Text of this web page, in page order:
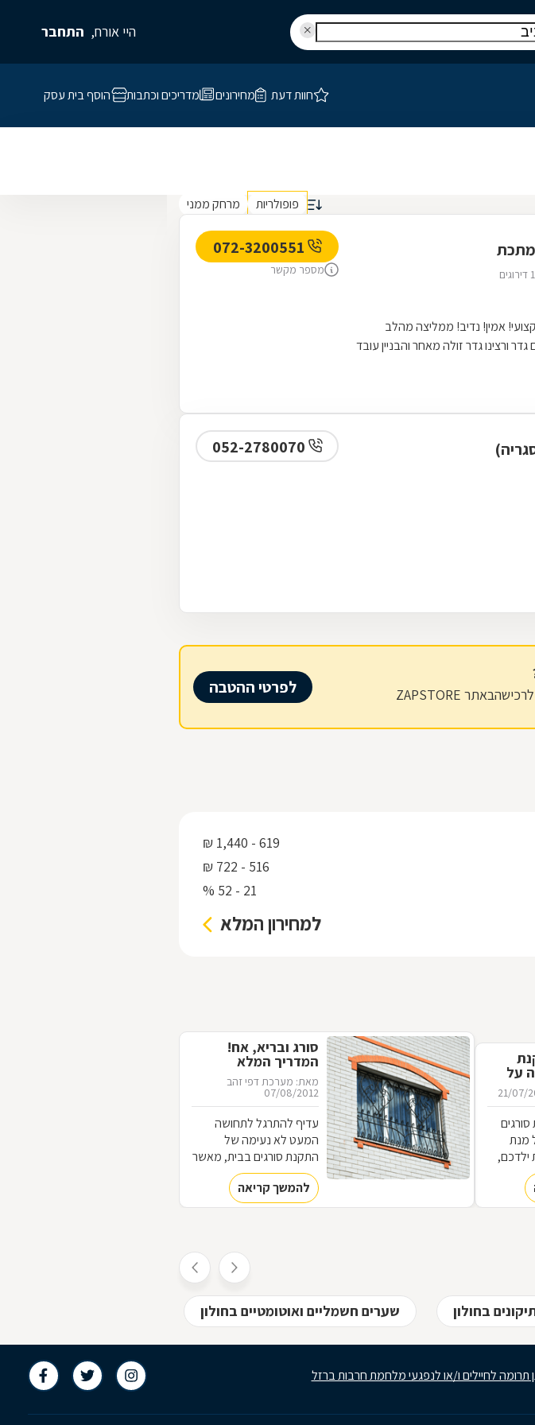
היי אורח, התחבר
חוות דעת מחירונים מדריכים וכתבות הוסף בית עסק
פופולריות מרחק ממני
מתכת
אמין! נדיב! ממליצה מהלב
גדר ורצינו גדר זולה מאחר והבניין עובד
זול. ביום ההתקנה אבי שם לנו גדר
על סמך מילה וגבה את הכסף
ותיתק את העבודה. עד היום
לכל שאלה אשמח לעזור,
מספר מקשר
באתר ZAPSTORE לפרטי ההטבה
619 - 1,440 ₪
516 - 722 ₪
21 - 52 %
למחירון המלא
על
21/07/
מנת
ילדכם,
שונה מהסורגים
למנוע
ניתן
סורג ובריא, אח!
המדריך המלא
לסורגים
מאת: מערכת דפי זהב
07/08/2012
עדיף להתרגל לתחושה
המעט לא נעימה של
התקנת סורגים בבית, מאשר
להתרגל לתחושה המאוד
לא נעימה של פריצה לבית.
כל מה שחשוב לדעת על
להמשך קריאה
בחולון שערים חשמליים ואוטומטיים בחולון
לחיילים ו/או לנפגעי מלחמת חרבות ברזל